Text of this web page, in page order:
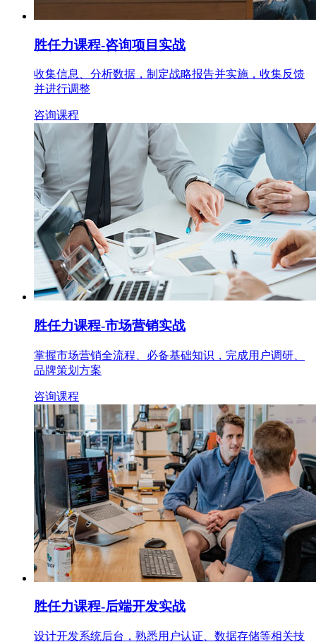
胜任力课程-咨询项目实战
收集信息、分析数据，制定战略报告并实施，收集反馈
并进行调整
咨询课程
胜任力课程-市场营销实战
掌握市场营销全流程、必备基础知识，完成用户调研、
品牌策划方案
咨询课程
胜任力课程-后端开发实战
设计开发系统后台，熟悉用户认证、数据存储等相关技